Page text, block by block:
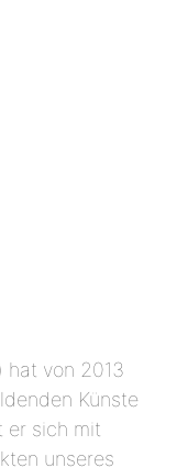
hat von 2013
Künste
er sich mit
unseres